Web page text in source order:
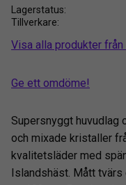
Lagerstatus
Tillverkare
Visa alla produkter från
Ge ett omdöme!
Supersnyggt huvudlag
och mixade kristaller
kvalitetsläder med
Islandshäst. Mått